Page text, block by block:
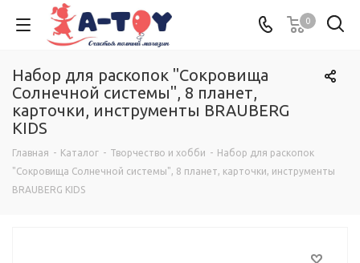
0
Набор для раскопок "Сокровища
Солнечной системы", 8 планет,
карточки, инструменты BRAUBERG
KIDS
Главная - Каталог - Творчество и хобби - Набор для раскопок
"Сокровища Солнечной системы", 8 планет, карточки, инструменты
BRAUBERG KIDS